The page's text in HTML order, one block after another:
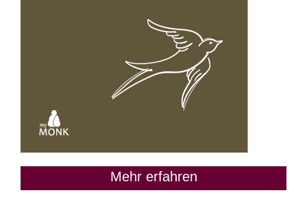
Mehr erfahren